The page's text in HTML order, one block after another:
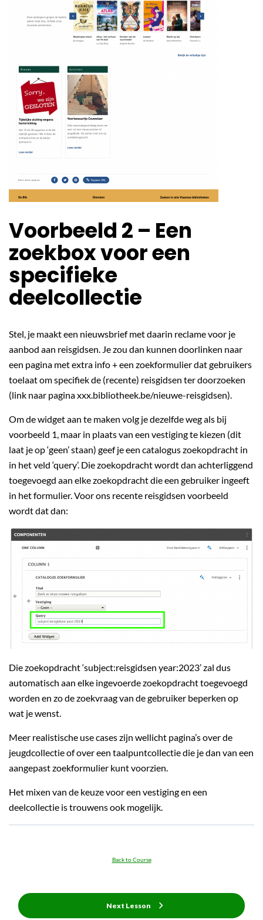
Voorbeeld 2 – Een
zoekbox voor een
specifieke
deelcollectie
Stel, je maakt een nieuwsbrief met daarin reclame voor je
aanbod aan reisgidsen. Je zou dan kunnen doorlinken naar
een pagina met extra info + een zoekformulier dat gebruikers
toelaat om specifiek de (recente) reisgidsen ter doorzoeken
(link naar pagina xxx.bibliotheek.be/nieuwe-reisgidsen).
Om de widget aan te maken volg je dezelfde weg als bij
voorbeeld 1, maar in plaats van een vestiging te kiezen (dit
laat je op ‘geen’ staan) geef je een catalogus zoekopdracht in
in het veld ‘query’. Die zoekopdracht wordt dan achterliggend
toegevoegd aan elke zoekopdracht die een gebruiker ingeeft
in het formulier. Voor ons recente reisgidsen voorbeeld
wordt dat dan:
Die zoekopdracht ‘subject:reisgidsen year:2023’ zal dus
automatisch aan elke ingevoerde zoekopdracht toegevoegd
worden en zo de zoekvraag van de gebruiker beperken op
wat je wenst.
Meer realistische use cases zijn wellicht pagina’s over de
jeugdcollectie of over een taalpuntcollectie die je dan van een
aangepast zoekformulier kunt voorzien.
Het mixen van de keuze voor een vestiging en een
deelcollectie is trouwens ook mogelijk.
Back to Course
Next Lesson